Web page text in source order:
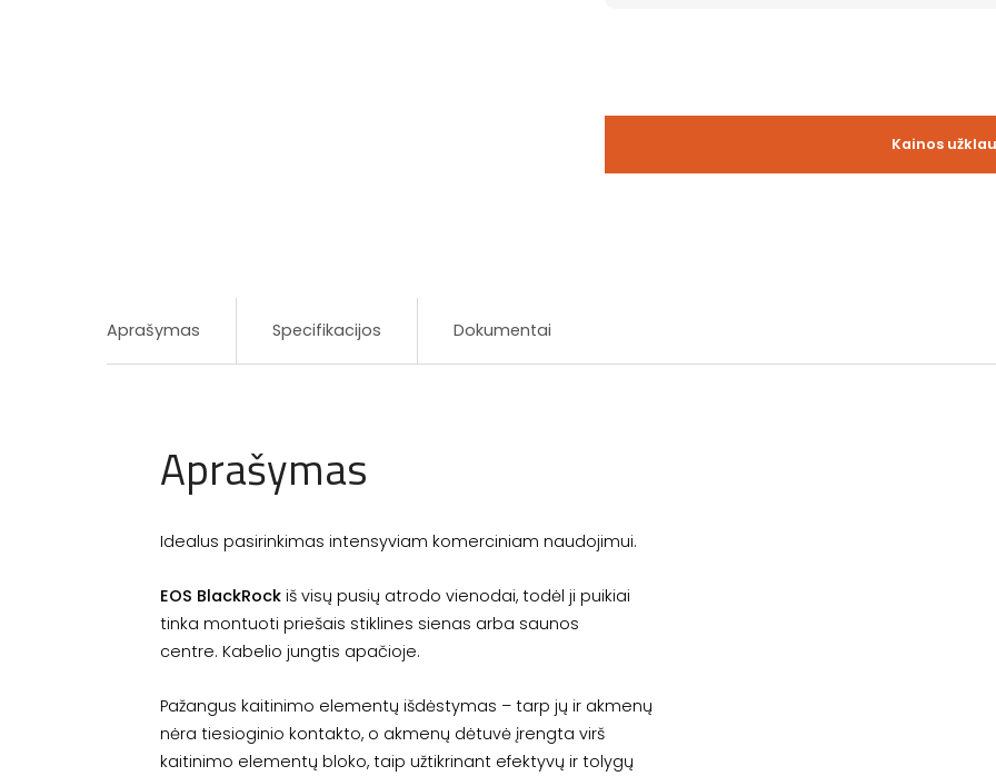
Kainos
Aprašymas Specifikacijos Dokumentai
Aprašymas
Idealus pasirinkimas intensyviam komerciniam naudojimui.
EOS BlackRock iš visų pusių atrodo vienodai, todėl ji puikiai
tinka montuoti priešais stiklines sienas arba saunos
centre. Kabelio jungtis apačioje.
Pažangus kaitinimo elementų išdėstymas – tarp jų ir akmenų
nėra tiesioginio kontakto, o akmenų dėtuvė įrengta virš
kaitinimo elementų bloko, taip užtikrinant efektyvų ir tolygų